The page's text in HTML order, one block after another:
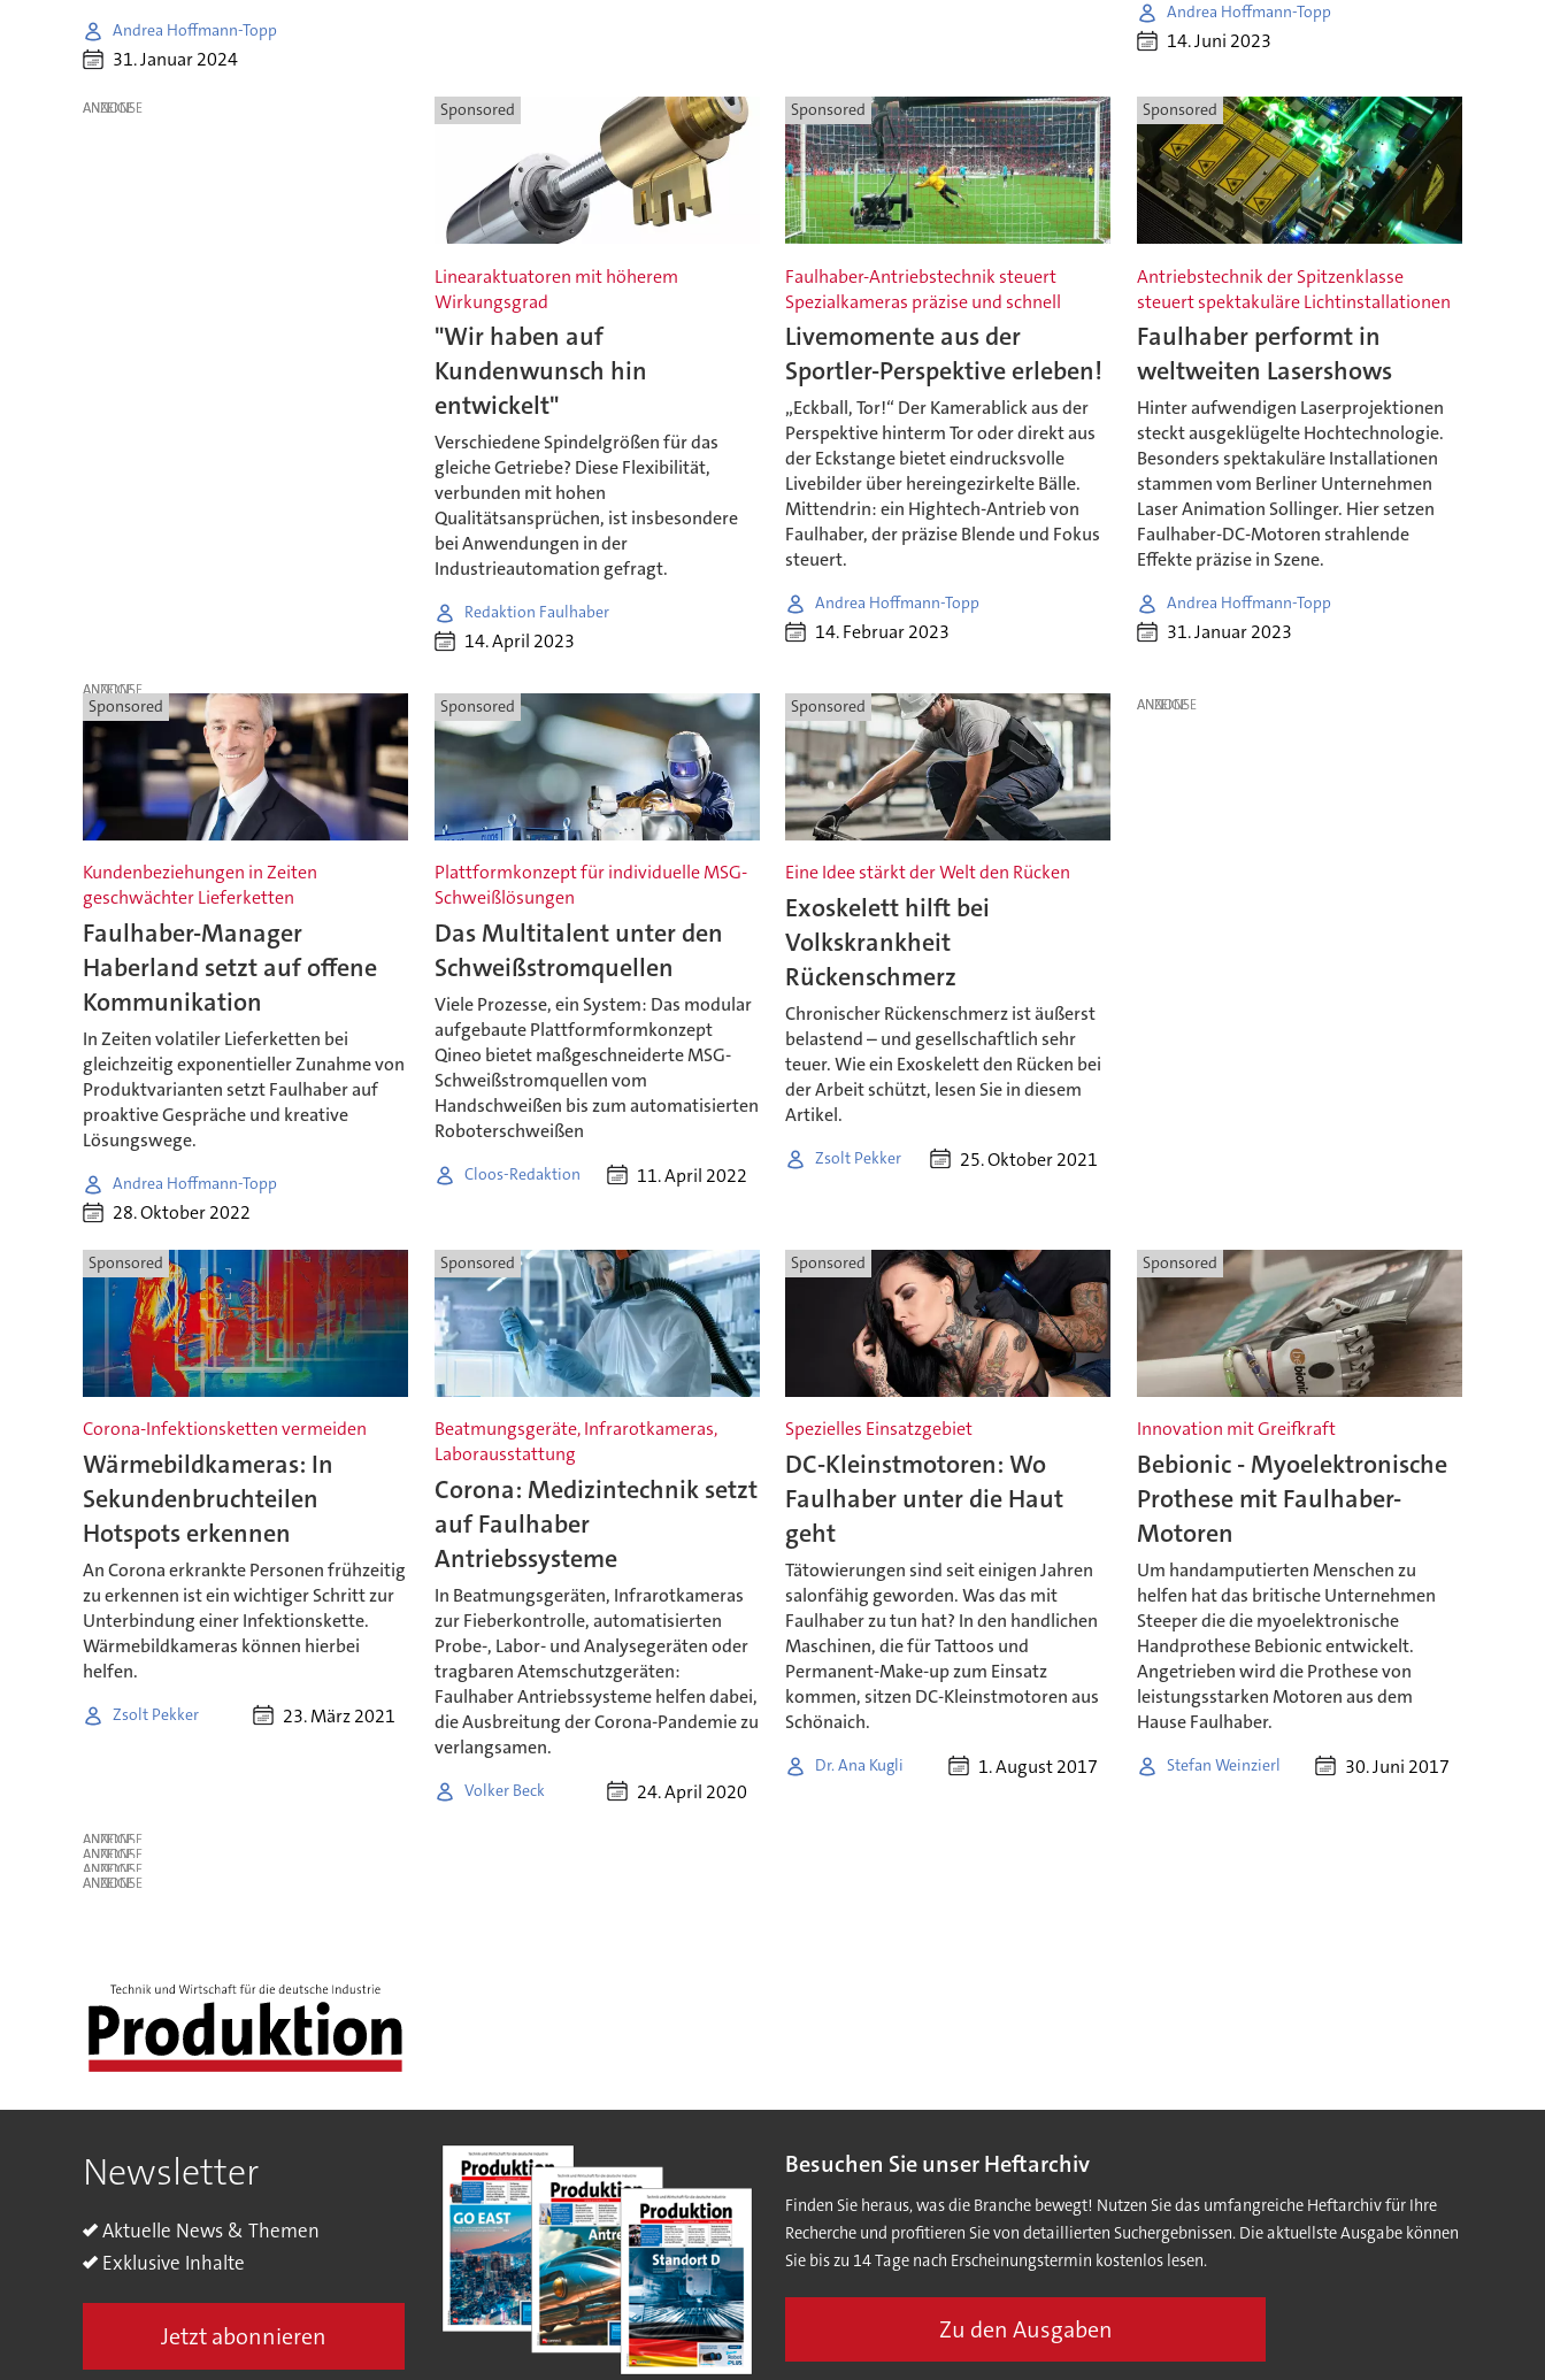
Andrea Hoffmann-Topp
31. Januar 2024
Andrea Hoffmann-Topp
14. Juni 2023
ANZEIGE Sponsored
Linearaktuatoren mit höherem
Wirkungsgrad
"Wir haben auf
Kundenwunsch hin
entwickelt"
Verschiedene Spindelgrößen für das
gleiche Getriebe? Diese Flexibilität,
verbunden mit hohen
Qualitätsansprüchen, ist insbesondere
bei Anwendungen in der
Industrieautomation gefragt.
Redaktion Faulhaber
14. April 2023
Sponsored
Faulhaber-Antriebstechnik steuert
Spezialkameras präzise und schnell
Livemomente aus der
Sportler-Perspektive erleben!
„Eckball, Tor!“ Der Kamerablick aus der
Perspektive hinterm Tor oder direkt aus
der Eckstange bietet eindrucksvolle
Livebilder über hereingezirkelte Bälle.
Mittendrin: ein Hightech-Antrieb von
Faulhaber, der präzise Blende und Fokus
steuert.
Andrea Hoffmann-Topp
14. Februar 2023
Sponsored
Antriebstechnik der Spitzenklasse
steuert spektakuläre Lichtinstallationen
Faulhaber performt in
weltweiten Lasershows
Hinter aufwendigen Laserprojektionen
steckt ausgeklügelte Hochtechnologie.
Besonders spektakuläre Installationen
stammen vom Berliner Unternehmen
Laser Animation Sollinger. Hier setzen
Faulhaber-DC-Motoren strahlende
Effekte präzise in Szene.
Andrea Hoffmann-Topp
31. Januar 2023
ANZEIGE
Sponsored
Kundenbeziehungen in Zeiten
geschwächter Lieferketten
Faulhaber-Manager
Haberland setzt auf offene
Kommunikation
In Zeiten volatiler Lieferketten bei
gleichzeitig exponentieller Zunahme von
Produktvarianten setzt Faulhaber auf
proaktive Gespräche und kreative
Lösungswege.
Andrea Hoffmann-Topp
28. Oktober 2022
Sponsored
Plattformkonzept für individuelle MSG-
Schweißlösungen
Das Multitalent unter den
Schweißstromquellen
Viele Prozesse, ein System: Das modular
aufgebaute Plattformformkonzept
Qineo bietet maßgeschneiderte MSG-
Schweißstromquellen vom
Handschweißen bis zum automatisierten
Roboterschweißen
Cloos-Redaktion 11. April 2022
Sponsored
Eine Idee stärkt der Welt den Rücken
Exoskelett hilft bei
Volkskrankheit
Rückenschmerz
Chronischer Rückenschmerz ist äußerst
belastend – und gesellschaftlich sehr
teuer. Wie ein Exoskelett den Rücken bei
der Arbeit schützt, lesen Sie in diesem
Artikel.
Zsolt Pekker 25. Oktober 2021
ANZEIGE
Sponsored
Corona-Infektionsketten vermeiden
Wärmebildkameras: In
Sekundenbruchteilen
Hotspots erkennen
An Corona erkrankte Personen frühzeitig
zu erkennen ist ein wichtiger Schritt zur
Unterbindung einer Infektionskette.
Wärmebildkameras können hierbei
helfen.
Zsolt Pekker 23. März 2021
Sponsored
Beatmungsgeräte, Infrarotkameras,
Laborausstattung
Corona: Medizintechnik setzt
auf Faulhaber
Antriebssysteme
In Beatmungsgeräten, Infrarotkameras
zur Fieberkontrolle, automatisierten
Probe-, Labor- und Analysegeräten oder
tragbaren Atemschutzgeräten:
Faulhaber Antriebssysteme helfen dabei,
die Ausbreitung der Corona-Pandemie zu
verlangsamen.
Volker Beck 24. April 2020
Sponsored
Spezielles Einsatzgebiet
DC-Kleinstmotoren: Wo
Faulhaber unter die Haut
geht
Tätowierungen sind seit einigen Jahren
salonfähig geworden. Was das mit
Faulhaber zu tun hat? In den handlichen
Maschinen, die für Tattoos und
Permanent-Make-up zum Einsatz
kommen, sitzen DC-Kleinstmotoren aus
Schönaich.
Dr. Ana Kugli 1. August 2017
Sponsored
Innovation mit Greifkraft
Bebionic - Myoelektronische
Prothese mit Faulhaber-
Motoren
Um handamputierten Menschen zu
helfen hat das britische Unternehmen
Steeper die die myoelektronische
Handprothese Bebionic entwickelt.
Angetrieben wird die Prothese von
leistungsstarken Motoren aus dem
Hause Faulhaber.
Stefan Weinzierl 30. Juni 2017
ANZEIGE
ANZEIGE
ANZEIGE
ANZEIGE
Newsletter
Aktuelle News & Themen
Exklusive Inhalte
Jetzt abonnieren
Besuchen Sie unser Heftarchiv
Finden Sie heraus, was die Branche bewegt! Nutzen Sie das umfangreiche Heftarchiv für Ihre
Recherche und profitieren Sie von detaillierten Suchergebnissen. Die aktuellste Ausgabe können
Sie bis zu 14 Tage nach Erscheinungstermin kostenlos lesen.
Zu den Ausgaben